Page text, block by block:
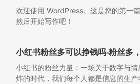
欢迎使用 WordPress。这是您的第一
然后开始写作吧！
小红书粉丝多可以挣钱吗-粉丝多
小红书的粉丝力量：一场关于数字与
炸的时代，我们每个人都是信息的生产